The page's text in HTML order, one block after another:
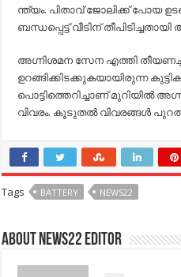
ന്ത്യം. പിതാവ് ജോലിക്ക് പോയ
ബന്ധപ്പെട്ട് വീടിന്‌
അഗ്നിശമന സേന എത്തി
ഉറങ്ങിക്കിടക്കുകയായിരുന്ന
പൊട്ടിത്തെറിച്ചാണ്‌ മുറിയില്‍
വിവരം. കൂടുതല്‍ വിവരങ്ങള്‍
Tags BATTERY NEWS22
About NEWS22 EDITOR